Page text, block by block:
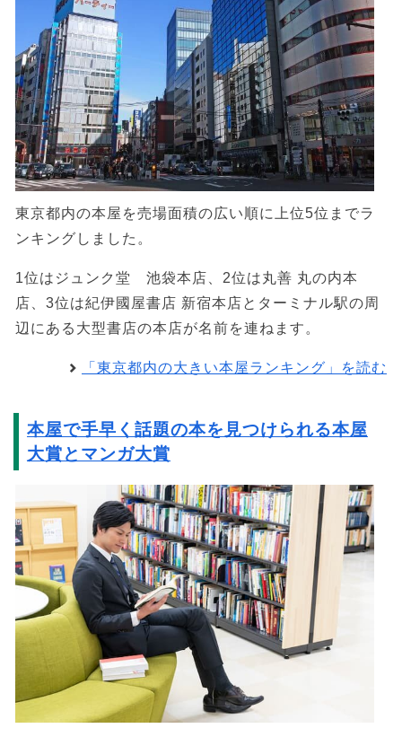
東京都内の本屋を売場面積の広い順に上位5位までラ
ンキングしました。
1位はジュンク堂 池袋本店、2位は丸善 丸の内本
店、3位は紀伊國屋書店 新宿本店とターミナル駅の周
辺にある大型書店の本店が名前を連ねます。
「東京都内の大きい本屋ランキング」を読む
本屋で手早く話題の本を見つけられる本屋
大賞とマンガ大賞